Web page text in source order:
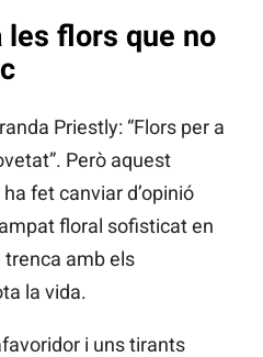
les flors que no
Priestly: “Flors per a
Però aquest
fet canviar d’opinió
floral sofisticat en
trenca amb els
la vida.
i uns tirants